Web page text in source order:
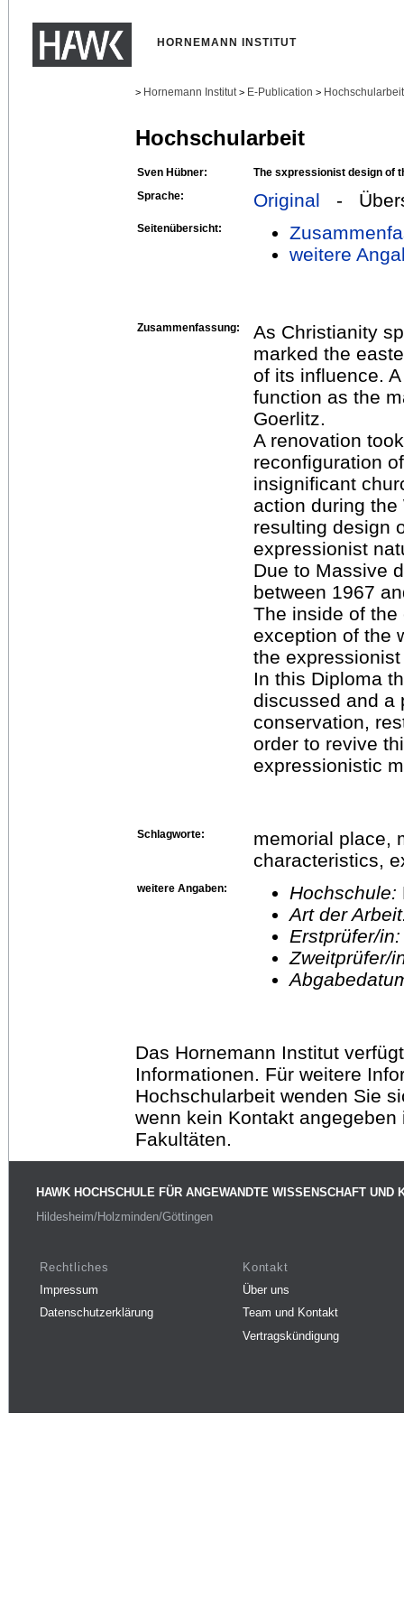
HORNEMANN INSTITUT
> Hornemann Institut > E-Publication >
Hochschularbeit
Sven Hübner:
The sxpressionist design of
Sprache:
Original -
Seitenübersicht:
weitere
Zusammenfassung:
As Christianity
marked the
of its influence.
function as the
Goerlitz.
A renovation
reconfiguration
insignificant
action during the
resulting design
expressionist
Due to Massive
between 1967
The inside of
exception of the
the
In this Diploma
discussed and a
conservation,
order to revive
expressionistic
Schlagworte:
memorial place,
characteristics,
weitere Angaben: Hochschule:
Art der
Erstprüfer/
Das Hornemann Institut
Informationen. Für weitere
Hochschularbeit wenden Sie
wenn kein Kontakt
Fakultäten.
HAWK HOCHSCHULE FÜR ANGEWANDTE WISSENSCHAFT UND
Hildesheim/Holzminden/Göttingen
Rechtliches
Impressum
Datenschutzerklärung
Kontakt
Über uns
Team und Kontakt
Vertragskündigung